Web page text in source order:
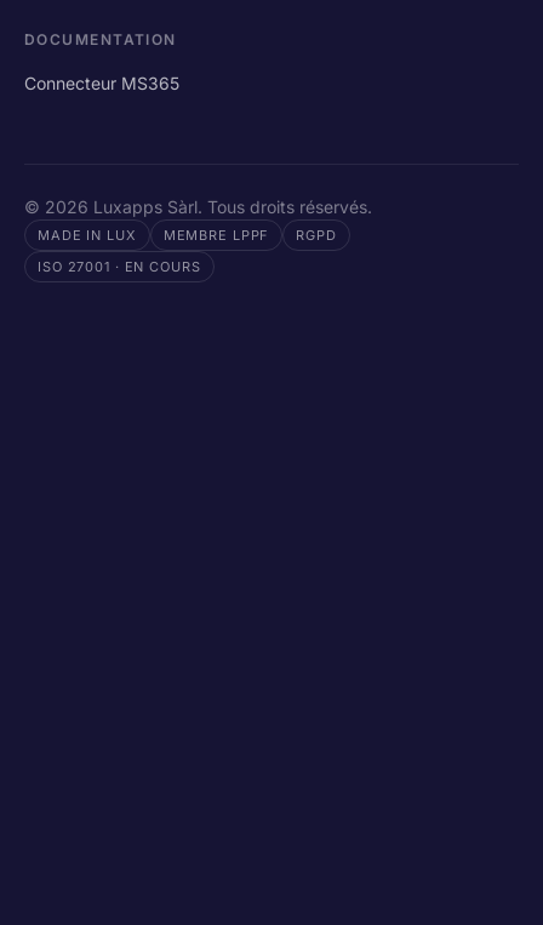
DOCUMENTATION
Connecteur MS365
© 2026 Luxapps Sàrl. Tous droits réservés.
MADE IN LUX MEMBRE LPPF
RGPD
ISO 27001 · EN COURS